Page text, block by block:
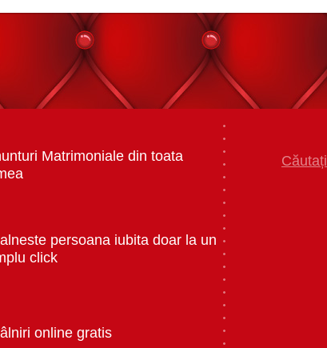
Matrimoniale din toata
persoana iubita doar la un
click
online gratis
Căutați